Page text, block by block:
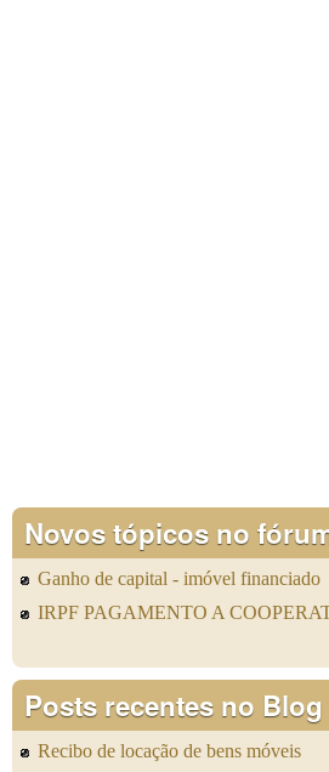
Novos tópicos no
Ganho de capital - imóvel financiado
IRPF PAGAMENTO A
Posts recentes no Blog
Recibo de locação de bens móveis